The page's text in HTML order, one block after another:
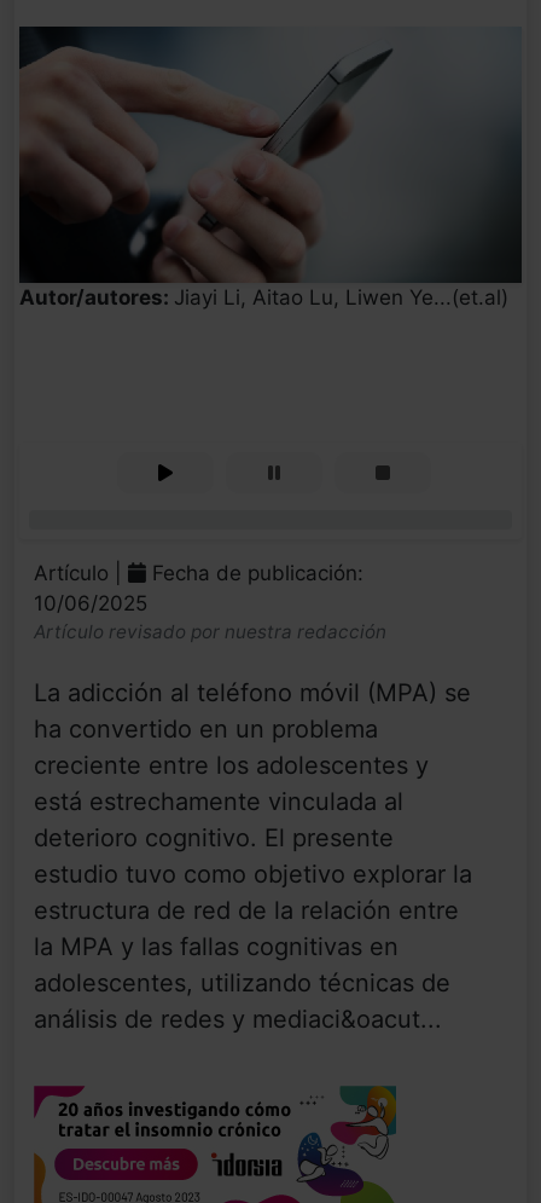
Autor/autores: Jiayi Li, Aitao Lu, Liwen Ye...(et.al)
Artículo |
Fecha de publicación:
10/06/2025
Artículo revisado por nuestra redacción
La adicción al teléfono móvil (MPA) se
ha convertido en un problema
creciente entre los adolescentes y
está estrechamente vinculada al
deterioro cognitivo. El presente
estudio tuvo como objetivo explorar la
estructura de red de la relación entre
la MPA y las fallas cognitivas en
adolescentes, utilizando técnicas de
análisis de redes y mediaci&oacut...